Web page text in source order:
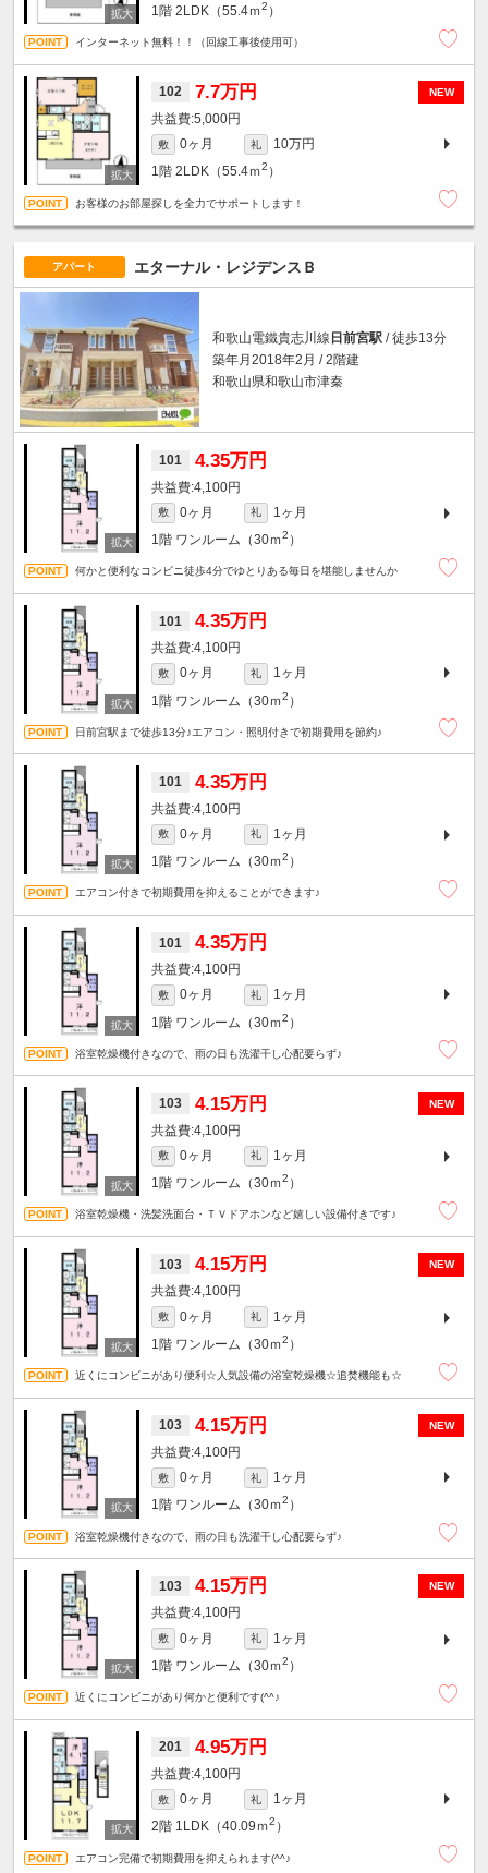
1階 2LDK（55.4ｍ2 ）
インターネット無料！！（回線工事後使用可）
NEW
102 7.7万円
5,000円
敷 0ヶ月 礼
10万円
1階 2LDK（55.4ｍ2 ）
お客様のお部屋探しを全力でサポートします！
アパート エターナル・レジデンスＢ
和歌山電鐵貴志川線 日前宮駅 / 徒歩13分
築年月2018年2月 / 2階建
和歌山県和歌山市津秦
101 4.35万円
4,100円
敷 0ヶ月 礼
1ヶ月
1階 ワンルーム（30ｍ2 ）
何かと便利なコンビニ徒歩4分でゆとりある毎日を堪能しませんか
101 4.35万円
4,100円
敷 0ヶ月 礼
1ヶ月
1階 ワンルーム（30ｍ2 ）
日前宮駅まで徒歩13分♪エアコン・照明付きで初期費用を節約♪
101 4.35万円
4,100円
敷 0ヶ月 礼
1ヶ月
1階 ワンルーム（30ｍ2 ）
エアコン付きで初期費用を抑えることができます♪
101 4.35万円
4,100円
敷 0ヶ月 礼
1ヶ月
1階 ワンルーム（30ｍ2 ）
浴室乾燥機付きなので、雨の日も洗濯干し心配要らず♪
NEW
103 4.15万円
4,100円
敷 0ヶ月 礼
1ヶ月
1階 ワンルーム（30ｍ2 ）
浴室乾燥機・洗髪洗面台・ＴＶドアホンなど嬉しい設備付きです♪
NEW
103 4.15万円
4,100円
敷 0ヶ月 礼
1ヶ月
1階 ワンルーム（30ｍ2 ）
近くにコンビニがあり便利☆人気設備の浴室乾燥機☆追焚機能も☆
NEW
103 4.15万円
4,100円
敷 0ヶ月 礼
1ヶ月
1階 ワンルーム（30ｍ2 ）
浴室乾燥機付きなので、雨の日も洗濯干し心配要らず♪
NEW
103 4.15万円
4,100円
敷 0ヶ月 礼
1ヶ月
1階 ワンルーム（30ｍ2 ）
近くにコンビニがあり何かと便利です(^^♪
201 4.95万円
4,100円
敷 0ヶ月 礼
1ヶ月
2階 1LDK（40.09ｍ2 ）
エアコン完備で初期費用を抑えられます(^^♪